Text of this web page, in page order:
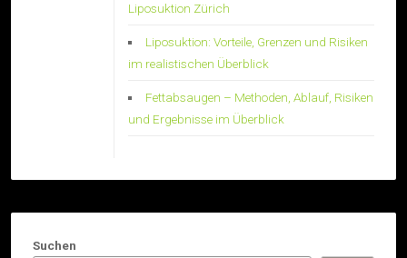
Liposuktion Zürich
Liposuktion: Vorteile, Grenzen und Risiken
im realistischen Überblick
Fettabsaugen – Methoden, Ablauf, Risiken
und Ergebnisse im Überblick
Suchen